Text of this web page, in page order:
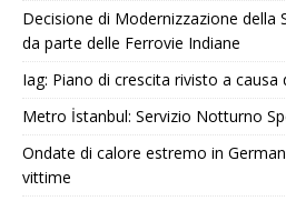
Decisione di Modernizzazione della
da parte delle Ferrovie Indiane
Iag: Piano di crescita rivisto a
Metro İstanbul: Servizio Notturno
Ondate di calore estremo in
vittime